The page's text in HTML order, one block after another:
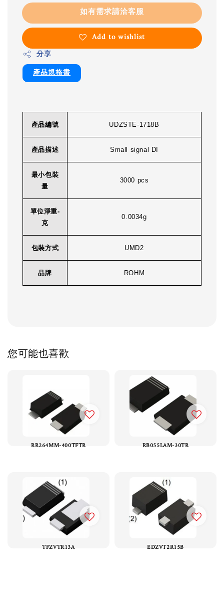
如有需求請洽客服
Add to wishlist
分享
產品規格書
產品編號 UDZSTE-1718B
產品描述 Small signal DI
最小包裝
量
3000 pcs
單位淨重-
克
0.0034g
包裝方式 UMD2
品牌 ROHM
您可能也喜歡
RR264MM-400TFTR RB055LAM-30TR
TFZVTR13A EDZVT2R15B